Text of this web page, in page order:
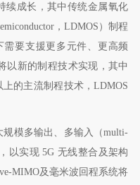
续成长，其中传统金属氧化
， LDMOS ）制程
需要支援更多元件、更高频
以新的制程技术实现，其中
上的主流制程技术，LDMOS
模多输出、多输入（multi-
以实现 5G 无线整合及架构
MIMO及毫米波回程系统将